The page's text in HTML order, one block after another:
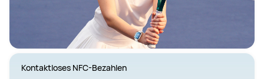
Kontaktloses NFC-Bezahlen